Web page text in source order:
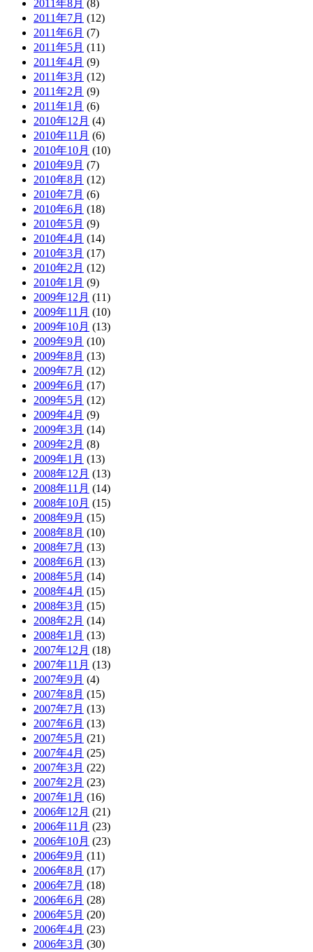
2011年8月 (8)
2011年7月 (12)
2011年6月 (7)
2011年5月 (11)
2011年4月 (9)
2011年3月 (12)
2011年2月 (9)
2011年1月 (6)
2010年12月 (4)
2010年11月 (6)
2010年10月 (10)
2010年9月 (7)
2010年8月 (12)
2010年7月 (6)
2010年6月 (18)
2010年5月 (9)
2010年4月 (14)
2010年3月 (17)
2010年2月 (12)
2010年1月 (9)
2009年12月 (11)
2009年11月 (10)
2009年10月 (13)
2009年9月 (10)
2009年8月 (13)
2009年7月 (12)
2009年6月 (17)
2009年5月 (12)
2009年4月 (9)
2009年3月 (14)
2009年2月 (8)
2009年1月 (13)
2008年12月 (13)
2008年11月 (14)
2008年10月 (15)
2008年9月 (15)
2008年8月 (10)
2008年7月 (13)
2008年6月 (13)
2008年5月 (14)
2008年4月 (15)
2008年3月 (15)
2008年2月 (14)
2008年1月 (13)
2007年12月 (18)
2007年11月 (13)
2007年9月 (4)
2007年8月 (15)
2007年7月 (13)
2007年6月 (13)
2007年5月 (21)
2007年4月 (25)
2007年3月 (22)
2007年2月 (23)
2007年1月 (16)
2006年12月 (21)
2006年11月 (23)
2006年10月 (23)
2006年9月 (11)
2006年8月 (17)
2006年7月 (18)
2006年6月 (28)
2006年5月 (20)
2006年4月 (23)
2006年3月 (30)